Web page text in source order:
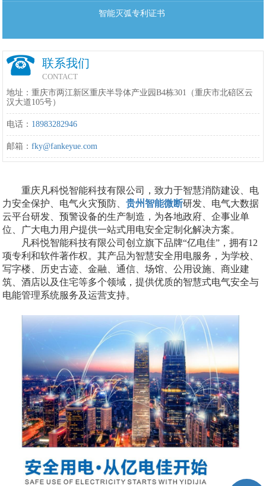
智能灭弧专利证书
联系我们
CONTACT
地址：重庆市两江新区重庆半导体产业园B4栋301（重庆市北碚区云
汉大道105号）
电话： 18983282946
邮箱：fky@fankeyue.com
重庆凡科悦智能科技有限公司，致力于智慧消防建设、电
力安全保护、电气火灾预防、贵州智能微断研发、电气大数据
云平台研发、预警设备的生产制造，为各地政府、企事业单
位、广大电力用户提供一站式用电安全定制化解决方案。
凡科悦智能科技有限公司创立旗下品牌“亿电佳”，拥有12
项专利和软件著作权。其产品为智慧安全用电服务，为学校、
写字楼、历史古迹、金融、通信、场馆、公用设施、商业建
筑、酒店以及住宅等多个领域，提供优质的智慧式电气安全与
电能管理系统服务及运营支持。